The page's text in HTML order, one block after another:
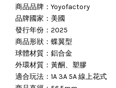
商品品牌：Yoyofactory
品牌國家：美國
發行年份：2025
商品形狀：蝶翼型
球體材質：鋁合金
外環材質：黃酮、塑膠
適合玩法：1A 3A 5A 線上花式